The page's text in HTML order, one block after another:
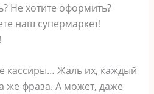
Не хотите оформить?
наш супермаркет!
кассиры… Жаль их, каждый
же фраза. А может, даже